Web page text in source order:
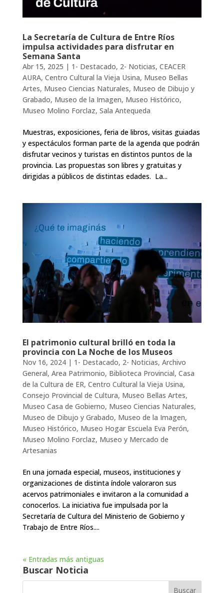
La Secretaría de Cultura de Entre Ríos
impulsa actividades para disfrutar en
Semana Santa
Abr 15, 2025 | 1- Destacado, 2- Noticias, CEACER
AURA, Centro Cultural la Vieja Usina, Museo Bellas
Artes, Museo Ciencias Naturales, Museo de Dibujo y
Grabado, Museo de la Imagen, Museo Histórico,
Museo Molino Forclaz, Sala Antequeda
Muestras, exposiciones, feria de libros, visitas guiadas
y espectáculos forman parte de la agenda que podrán
disfrutar vecinos y turistas en distintos puntos de la
provincia. Las propuestas son libres y gratuitas y
dirigidas a públicos de distintas edades. La...
El patrimonio cultural brilló en toda la
provincia con La Noche de los Museos
Nov 16, 2024| 1- Destacado, 2- Noticias, Archivo
General, Area Patrimonio, Biblioteca Provincial, Casa
de la Cultura de ER, Centro Cultural la Vieja Usina,
Consejo Provincial de Cultura, Museo Bellas Artes,
Museo Casa de Gobierno, Museo Ciencias Naturales,
Museo de Dibujo y Grabado, Museo de la Imagen,
Museo Histórico, Museo Hogar Escuela Eva Perón,
Museo Molino Forclaz, Museo y Mercado de
Artesanias
En una jornada especial, museos, instituciones y
organizaciones de distinta índole valoraron sus
acervos patrimoniales e invitaron a la comunidad a
conocerlos. La iniciativa fue impulsada por la
Secretaría de Cultura del Ministerio de Gobierno y
Trabajo de Entre Ríos....
« Entradas más antiguas
Buscar Noticia